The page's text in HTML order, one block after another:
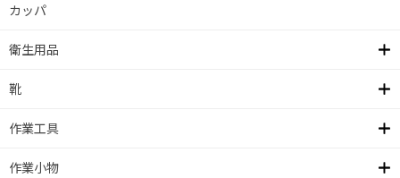
カッパ
衛生用品
靴
作業工具
作業小物